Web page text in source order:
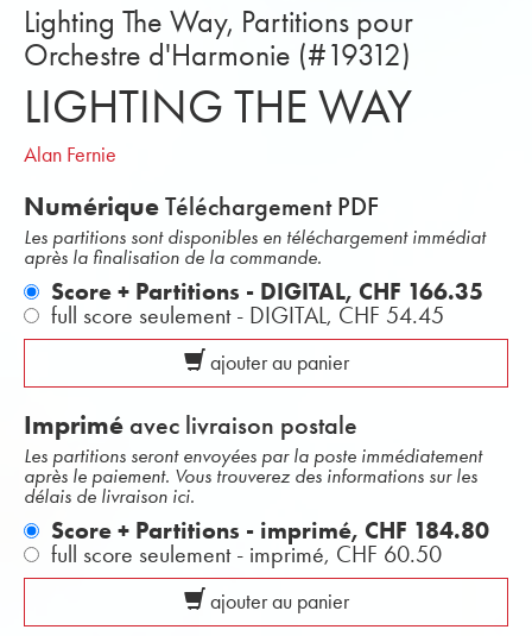
Lighting The Way, Partitions pour
Orchestre d'Harmonie (#19312)
LIGHTING THE WAY
Alan Fernie
NumériqueTéléchargement PDF
Les partitions sont disponibles en téléchargement immédiat
après la finalisation de la commande.
Score + Partitions - DIGITAL, CHF 166.35
full score seulement - DIGITAL, CHF 54.45
ajouter au panier
Imprimé avec livraison postale
Les partitions seront envoyées par la poste immédiatement
après le paiement. Vous trouverez des informations sur les
délais de livraison ici.
Score + Partitions - imprimé, CHF 184.80
full score seulement - imprimé, CHF 60.50
ajouter au panier